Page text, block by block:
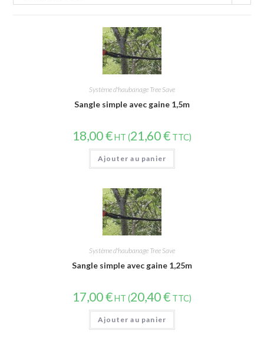
Système d'haubanage Tree Save
Sangle simple avec gaine 1,5m
18,00€HT (21,60€ TTC)
Ajouter au panier
Système d'haubanage Tree Save
Sangle simple avec gaine 1,25m
17,00€HT (20,40€ TTC)
Ajouter au panier